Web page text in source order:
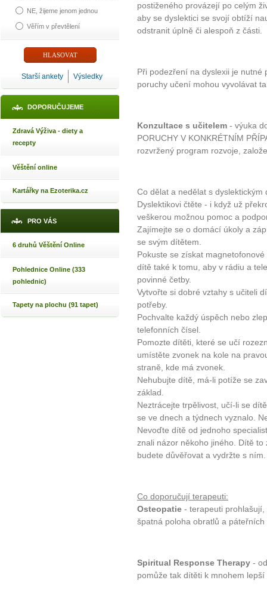
NE, žijeme jenom jednou
Věřím v převtělení
Starší ankety Výsledky
DOPORUČUJEME
Zdravá Výživa - diety a
recepty
Věštění online
Kartářky na Ezoterika.cz
PRO VÁS
6 druhů Věštění Online
Pohlednice Online (333
pohlednic)
Tapety na plochu (91 tapet)
postiženého provázejí po celým
aby se dyslektici se svojí obtíží
odstranit úplně či alespoň z části.
Při podezření na dyslexii je
poruchy učení mohou vyvolávat
Konzultace s učitelem - výuka
PORUCHY V KONKRÉTNÍM
rozvržený program rozvoje,
Co dělat a nedělat s dyslektickým
Dyslektikovi čtěte - i když už
veškerou možnou pomoc a
Zajímejte se o domácí úkoly a
se svým dítětem.
Pokuste se získat
dítě také k tomu, aby v rádiu a
povinné četby.
Vytvořte si dobré vztahy s učiteli
potřeby.
Pochvalte každý úspěch nebo
telefonních čísel.
Pomozte dítěti, které se učí
umístěte zvonek na kole na
straně, kde má zvonek.
Nehubujte dítě, má-li potíže se
základ.
Neztrácejte trpělivost, učí-li se
se ve dnech a týdnech vyznalo.
Nevoďte dítě od jednoho
znali názor někoho jiného. Dítě
budete důvěřovat a vydržte s ním.
Co doporučují terapeuti:
Osteopatie - terapeuti
špatná poloha obratlů a páteřních
Spiritual Response Therapy -
pomůže tak dítěti k mnohem